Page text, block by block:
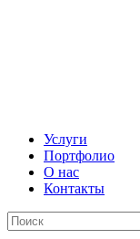
Услуги
Портфолио
О нас
Контакты